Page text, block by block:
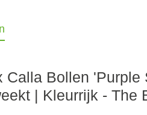
Calla Bollen
| Kleurrijk - The